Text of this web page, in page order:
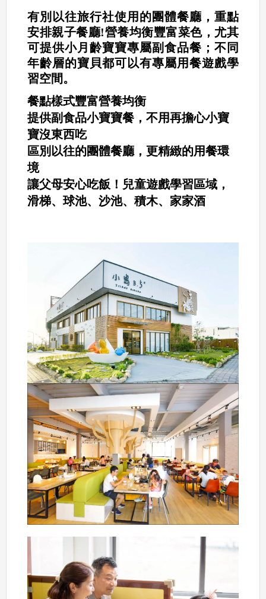
有別以往旅行社使用的團體餐廳，重點
安排親子餐廳!營養均衡豐富菜色，尤其
可提供小月齡寶寶專屬副食品餐；不同
年齡層的寶貝都可以有專屬用餐遊戲學
習空間。
餐點樣式豐富營養均衡
提供副食品小寶寶餐，不用再擔心小寶
寶沒東西吃
區別以往的團體餐廳，更精緻的用餐環
境
讓父母安心吃飯！ 兒童遊戲學習區域，
滑梯、球池、沙池、積木、家家酒